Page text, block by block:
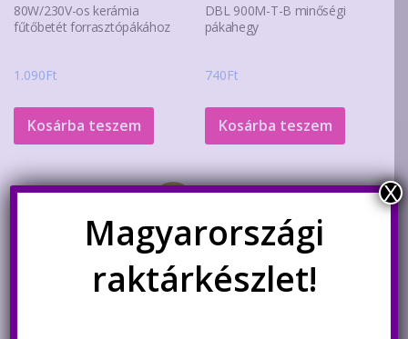
80W/230V-os kerámia
fűtőbetét forrasztópákához
1.090Ft
Kosárba teszem
DBL 900M-T-B minőségi
pákahegy
740Ft
Kosárba teszem
Magyarországi
raktárkészlet!
X